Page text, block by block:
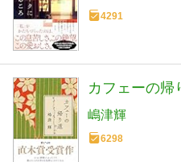
4291
カフェーの帰
嶋津輝
6298